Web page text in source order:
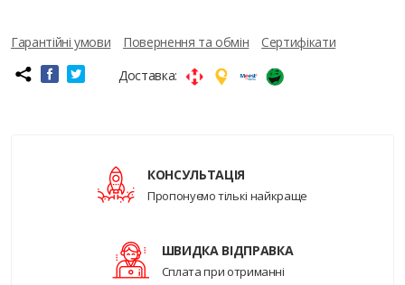
Гарантійні умови Повернення та обмін
Сертифікати
Доставка:
КОНСУЛЬТАЦІЯ
Пропонуємо тількі найкраще
ШВИДКА ВІДПРАВКА
Сплата при отриманні